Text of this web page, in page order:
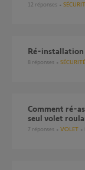
12 réponses
ré-
8 réponses SÉCURITÉ
Comment ré-associer commande individuelle io avec un
seul volet
7 réponses VOLET